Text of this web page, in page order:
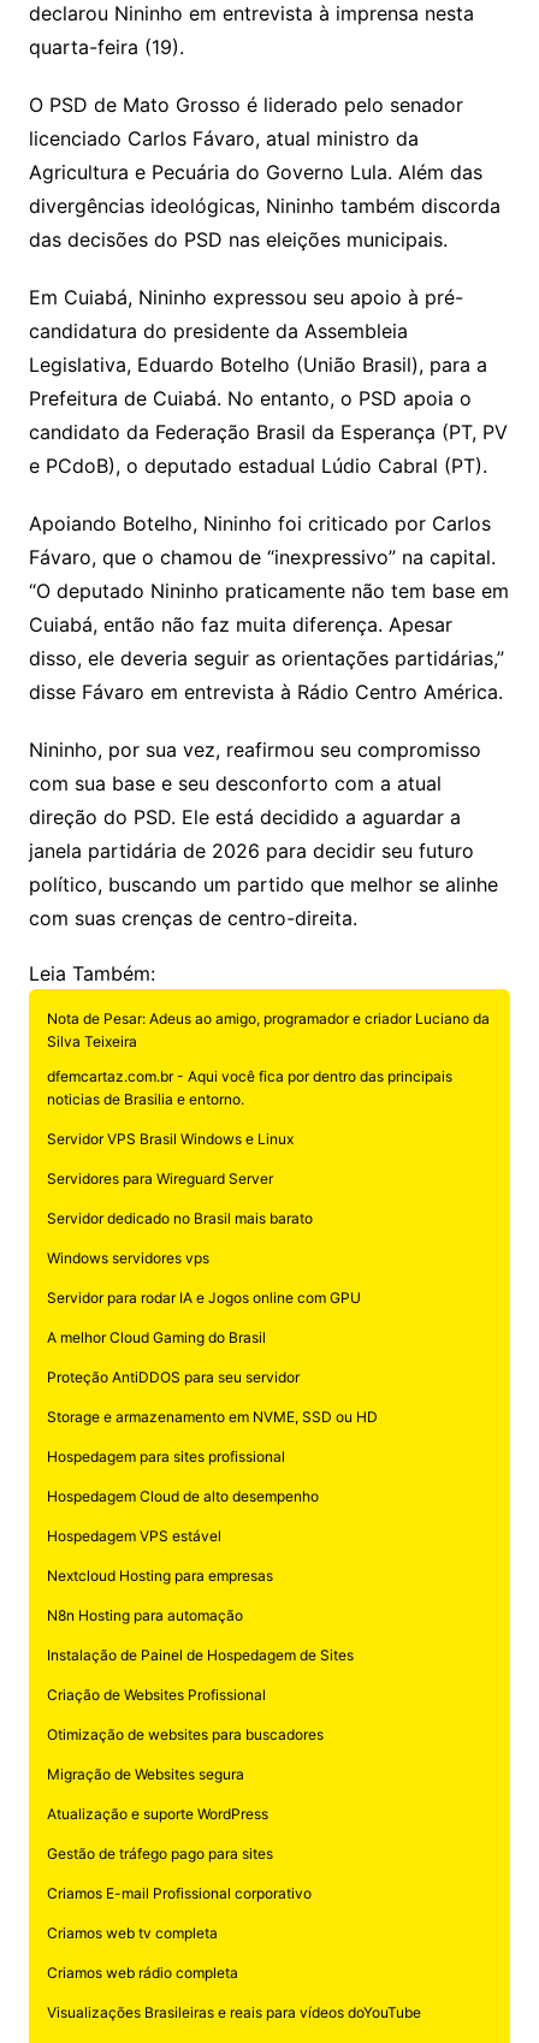
declarou Nininho em entrevista à imprensa nesta
quarta-feira (19).
O PSD de Mato Grosso é liderado pelo senador
licenciado Carlos Fávaro, atual ministro da
Agricultura e Pecuária do Governo Lula. Além das
divergências ideológicas, Nininho também discorda
das decisões do PSD nas eleições municipais.
Em Cuiabá, Nininho expressou seu apoio à pré-
candidatura do presidente da Assembleia
Legislativa, Eduardo Botelho (União Brasil), para a
Prefeitura de Cuiabá. No entanto, o PSD apoia o
candidato da Federação Brasil da Esperança (PT, PV
e PCdoB), o deputado estadual Lúdio Cabral (PT).
Apoiando Botelho, Nininho foi criticado por Carlos
Fávaro, que o chamou de “inexpressivo” na capital.
“O deputado Nininho praticamente não tem base em
Cuiabá, então não faz muita diferença. Apesar
disso, ele deveria seguir as orientações partidárias,”
disse Fávaro em entrevista à Rádio Centro América.
Nininho, por sua vez, reafirmou seu compromisso
com sua base e seu desconforto com a atual
direção do PSD. Ele está decidido a aguardar a
janela partidária de 2026 para decidir seu futuro
político, buscando um partido que melhor se alinhe
com suas crenças de centro-direita.
Leia Também:
Nota de Pesar: Adeus ao amigo, programador e criador Luciano da
Silva Teixeira
dfemcartaz.com.br - Aqui você fica por dentro das principais
noticias de Brasilia e entorno.
Servidor VPS Brasil Windows e Linux
Servidores para Wireguard Server
Servidor dedicado no Brasil mais barato
Windows servidores vps
Servidor para rodar IA e Jogos online com GPU
A melhor Cloud Gaming do Brasil
Proteção AntiDDOS para seu servidor
Storage e armazenamento em NVME, SSD ou HD
Hospedagem para sites profissional
Hospedagem Cloud de alto desempenho
Hospedagem VPS estável
Nextcloud Hosting para empresas
N8n Hosting para automação
Instalação de Painel de Hospedagem de Sites
Criação de Websites Profissional
Otimização de websites para buscadores
Migração de Websites segura
Atualização e suporte WordPress
Gestão de tráfego pago para sites
Criamos E-mail Profissional corporativo
Criamos web tv completa
Criamos web rádio completa
Visualizações Brasileiras e reais para vídeos doYouTube